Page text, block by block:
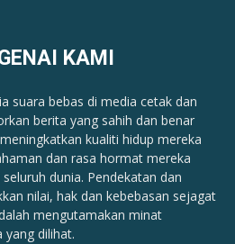
KAMI
suara bebas di media cetak dan
berita yang sahih dan benar
kualiti hidup mereka
dan rasa hormat mereka
dunia. Pendekatan dan
nilai, hak dan kebebasan sejagat
mengutamakan minat
yang dilihat.